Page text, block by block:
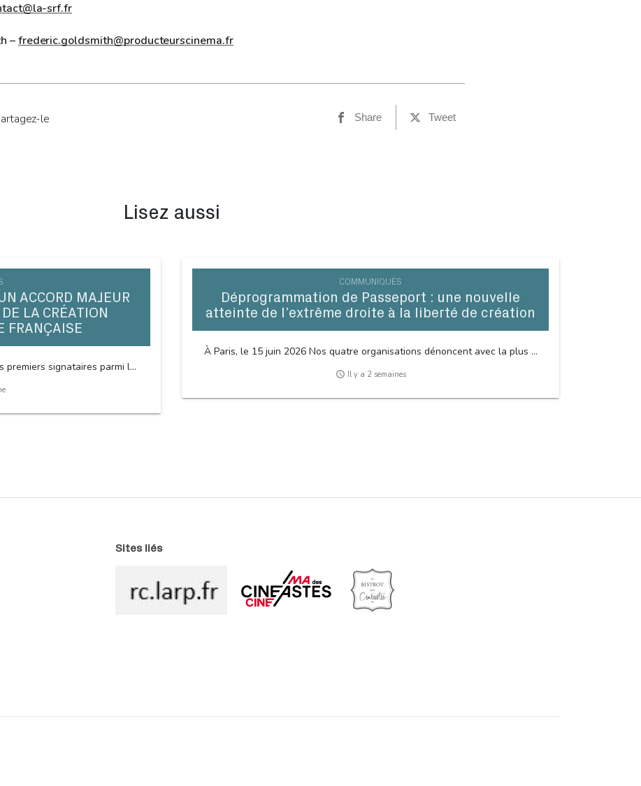
srf.fr
–frederic.goldsmith@producteurscinema.fr
le Share Tweet
Lisez aussi
ACCORD MAJEUR
LA CRÉATION
FRANÇAISE
premiers signataires parmi l...
COMMUNIQUÉS
Déprogrammation de Passeport : une nouvelle
atteinte de l’extrême droite à la liberté de création
À Paris, le 15 juin 2026 Nos quatre organisations dénoncent avec la plus ...
access_time Il y a 2 semaines
Sites liés